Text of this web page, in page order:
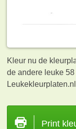
Kleur nu de
de andere leuke 58
Leukekleurplaten.nl
Print